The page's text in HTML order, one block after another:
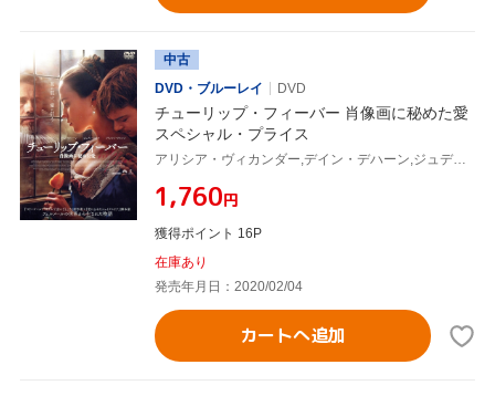
中古
DVD・ブルーレイ
DVD
チューリップ・フィーバー 肖像画に秘めた愛
スペシャル・プライス
アリシア・ヴィカンダー,デイン・デハーン,ジュディ・デンチ,ジャスティン・チャドウィック(監督),デボラ・モガー(原作、脚本)
¥1,760円
獲得ポイント 16P
在庫あり
発売年月日：2020/02/04
カートへ追加